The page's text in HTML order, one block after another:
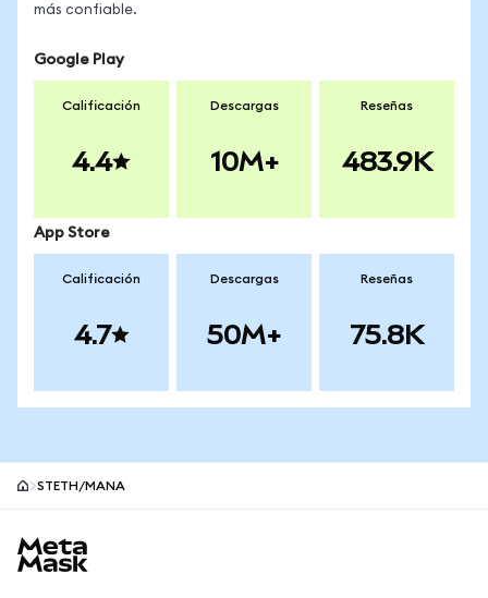
más confiable.
Google Play
Calificación
4.4
Descargas
10M+
Reseñas
483.9K
App Store
Calificación
4.7
Descargas
50M+
Reseñas
75.8K
STETH/MANA